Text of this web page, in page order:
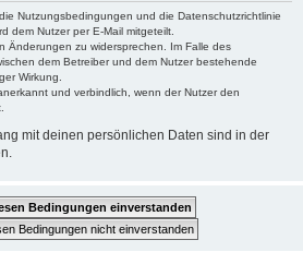
Nutzungsbedingungen und die Datenschutzrichtlinie
dem Nutzer per E-Mail mitgeteilt.
Änderungen zu widersprechen. Im Falle des
dem Betreiber und dem Nutzer bestehende
Wirkung.
und verbindlich, wenn der Nutzer den
mit deinen persönlichen Daten sind in der